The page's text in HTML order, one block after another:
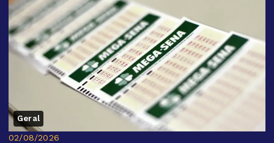
Geral
02/08/2026